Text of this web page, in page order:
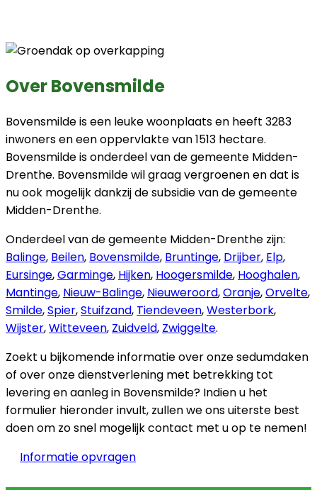
Over Bovensmilde
Bovensmilde is een leuke woonplaats en heeft 3283
inwoners en een oppervlakte van 1513 hectare.
Bovensmilde is onderdeel van de gemeente Midden-
Drenthe. Bovensmilde wil graag vergroenen en dat is
nu ook mogelijk dankzij de subsidie van de gemeente
Midden-Drenthe.
Onderdeel van de gemeente Midden-Drenthe zijn:
Balinge, Beilen, Bovensmilde, Bruntinge, Drijber, Elp,
Eursinge,Garminge, Hijken, Hoogersmilde, Hooghalen,
Mantinge, Nieuw-Balinge, Nieuweroord,Oranje,Orvelte,
Smilde,Spier,Stuifzand, Tiendeveen,Westerbork,
Wijster,Witteveen, Zuidveld, Zwiggelte.
Zoekt u bijkomende informatie over onze sedumdaken
of over onze dienstverlening met betrekking tot
levering en aanleg in Bovensmilde? Indien u het
formulier hieronder invult, zullen we ons uiterste best
doen om zo snel mogelijk contact met u op te nemen!
Informatie opvragen